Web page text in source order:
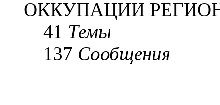
ОККУПАЦИИ
41 Темы
137 Сообщения